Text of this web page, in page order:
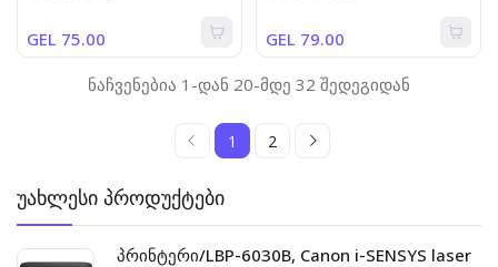
უახლესი პროდუქტები
პრინტერი/LBP-6030B, Canon i-SENSYS laser
GEL 75.00 GEL 79.00
ნაჩვენებია 1-დან 20-მდე 32 შედეგიდან
1 2